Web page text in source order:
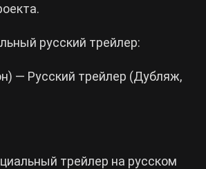
русский трейлер:
— Русский трейлер (Дубляж,
трейлер на русском